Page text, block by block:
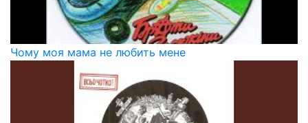
Чому моя мама не любить мене